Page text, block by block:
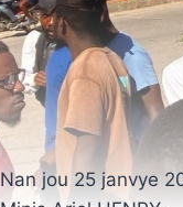
Nan jou 25 janvye